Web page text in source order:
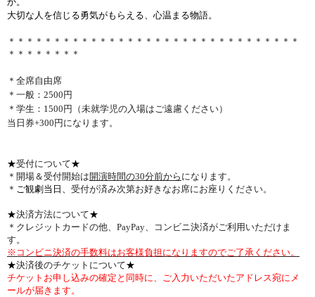
大切な人を信じる勇気がもらえる、心温まる物語。
＊＊＊＊＊＊＊＊＊＊＊＊＊＊＊＊＊＊＊＊＊＊＊＊＊＊＊＊＊＊＊＊
＊＊＊＊＊＊＊＊
＊全席自由席
＊一般：2500円
＊学生：1500円（未就学児の入場はご遠慮ください）
当日券+300円になります。
★受付について★
＊開場＆受付開始は開演時間の30分前から になります。
＊ ご観劇当日、 受付が済み次第お好きなお席にお座りください。
★決済方法について★
＊クレジットカードの他、PayPay、コンビニ決済がご利用いただけま
す。
※ コンビニ決済の手数料はお客様負担になりますのでご了承ください。
★決済後のチケットについて★
チケットお申し込みの確定と同時に、ご入力いただいたアドレス宛にメ
ールが届きます。